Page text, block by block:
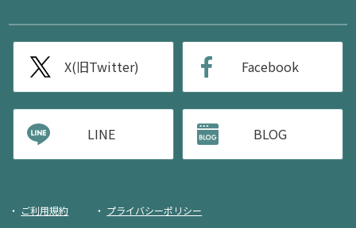
X(旧Twitter) Facebook
LINE BLOG
ご利用規約
プライバシーポリシー